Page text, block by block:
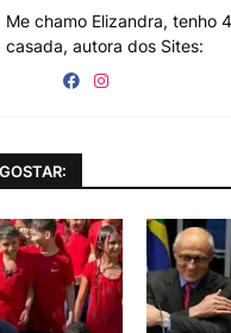
Me chamo Elizandra, tenho
casada, autora dos Sites: